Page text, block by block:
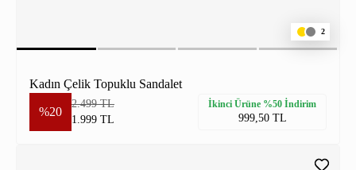
2
Kadın Çelik Topuklu Sandalet
%20
2.499 TL
1.999 TL
İkinci Ürüne %50 İndirim
999,50 TL